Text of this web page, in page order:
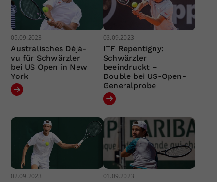
05.09.2023
Australisches Déjà-
vu für Schwärzler
bei US Open in New
York
03.09.2023
ITF Repentigny:
Schwärzler
beeindruckt –
Double bei US-Open-
Generalprobe
02.09.2023 01.09.2023